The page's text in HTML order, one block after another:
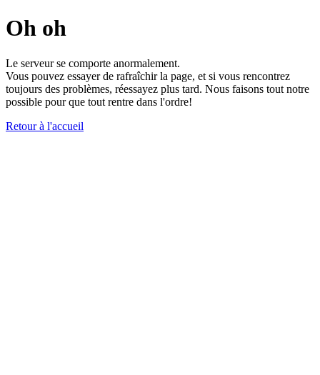
Oh oh
Le serveur se comporte anormalement.
Vous pouvez essayer de rafraîchir la page, et si vous rencontrez
toujours des problèmes, réessayez plus tard. Nous faisons tout notre
possible pour que tout rentre dans l'ordre!
Retour à l'accueil